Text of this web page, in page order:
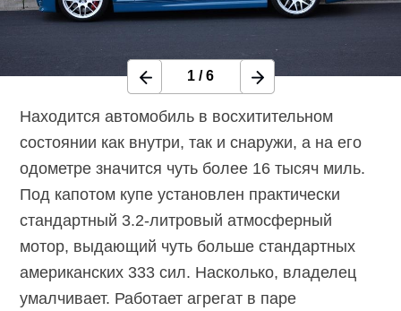
1 /6
Находится автомобиль в восхитительном
состоянии как внутри, так и снаружи, а на его
одометре значится чуть более 16 тысяч миль.
Под капотом купе установлен практически
стандартный 3.2-литровый атмосферный
мотор, выдающий чуть больше стандартных
американских 333 сил. Насколько, владелец
умалчивает. Работает агрегат в паре